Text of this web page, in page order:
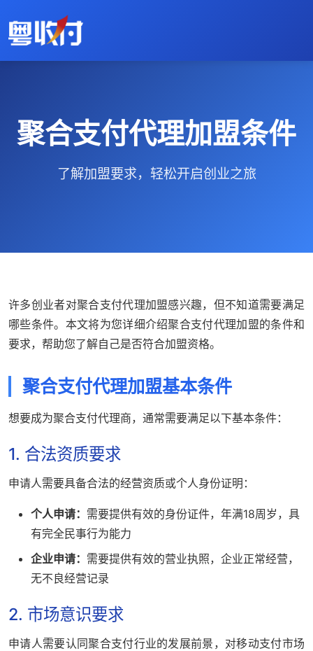
聚合支付代理加盟条件
了解加盟要求，轻松开启创业之旅
许多创业者对聚合支付代理加盟感兴趣，但不知道需要满足
哪些条件。本文将为您详细介绍聚合支付代理加盟的条件和
要求，帮助您了解自己是否符合加盟资格。
聚合支付代理加盟基本条件
想要成为聚合支付代理商，通常需要满足以下基本条件：
1. 合法资质要求
申请人需要具备合法的经营资质或个人身份证明：
个人申请： 需要提供有效的身份证件，年满18周岁，具
有完全民事行为能力
企业申请： 需要提供有效的营业执照，企业正常经营，
无不良经营记录
2. 市场意识要求
申请人需要认同聚合支付行业的发展前景，对移动支付市场